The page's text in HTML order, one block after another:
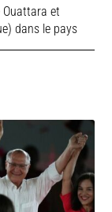
Ouattara et
dans le pays